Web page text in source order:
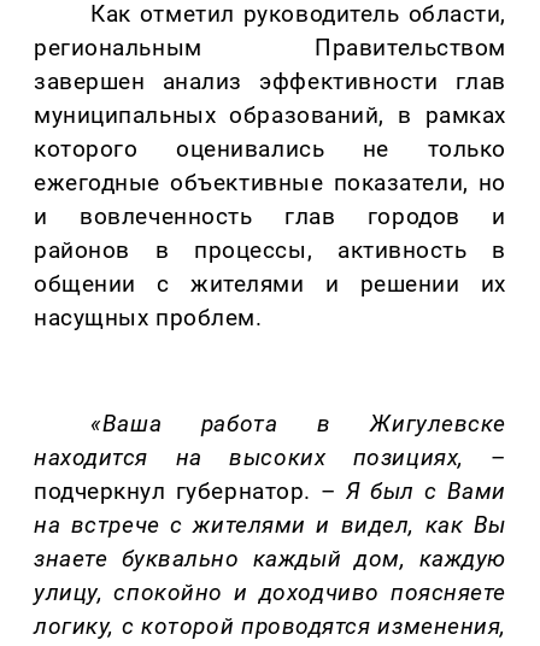
Как отметил руководитель области,
региональным Правительством
завершен анализ эффективности глав
муниципальных образований, в рамках
которого оценивались не только
ежегодные объективные показатели, но
и вовлеченность глав городов и
районов в процессы, активность в
общении с жителями и решении их
насущных проблем.
«Ваша работа в Жигулевске
находится на высоких позициях,
–
подчеркнул губернатор. – Я был с Вами
на встрече с жителями и видел, как Вы
знаете буквально каждый дом, каждую
улицу, спокойно и доходчиво поясняете
логику, с которой проводятся изменения,